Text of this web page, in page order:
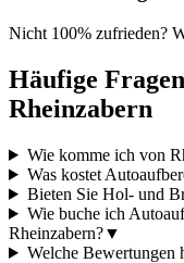
Nicht 100% zufrieden?
Häufige
Rheinzabern
Wie komme ich von
Was kostet
Bieten Sie Hol- und
Wie buche ich
Rheinzabern?▼
Welche Bewertungen